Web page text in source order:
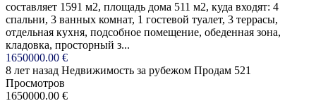
составляет 1591 м2, площадь дома 511 м2, куда входят: 4
спальни, 3 ванных комнат, 1 гостевой туалет, 3 террасы,
отдельная кухня, подсобное помещение, обеденная зона,
кладовка, просторный з...
1650000.00 €
8 лет назад Недвижимость за рубежом Продам 521
Просмотров
1650000.00 €